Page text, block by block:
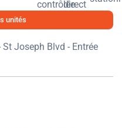
unités